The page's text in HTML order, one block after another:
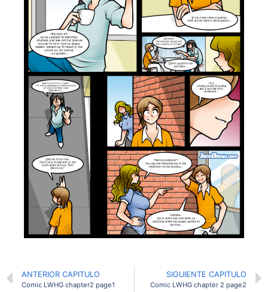
ANTERIOR CAPITULO
Comic LWHG chapter2 page1
SIGUIENTE CAPITULO
Comic LWHG chapter 2 page2